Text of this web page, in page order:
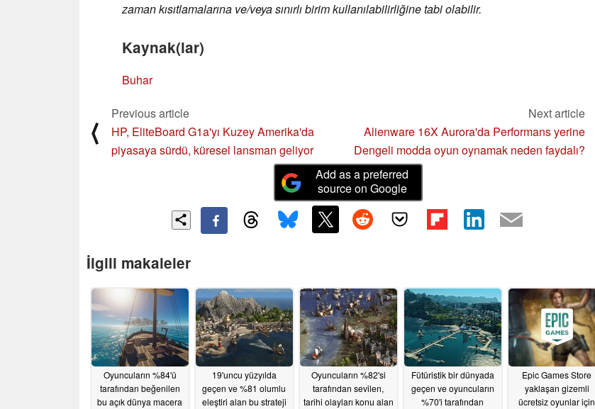
zaman kısıtlamalarına ve/veya sınırlı birim kullanılabilirliğine tabi olabilir.
Kaynak(lar)
Buhar
⟨
Previous article
HP, EliteBoard G1a'yı Kuzey Amerika'da
piyasaya sürdü, küresel lansman geliyor
Next article
Alienware 16X Aurora'da Performans yerine
Dengeli modda oyun oynamak neden faydalı?
Add as a preferred
source on Google
İlgili makaleler
Oyuncuların %84'ü
tarafından beğenilen
bu açık dünya macera
19'uncu yüzyılda
geçen ve %81 olumlu
eleştiri alan bu strateji
Oyuncuların %82'si
tarafından sevilen,
tarihi olayları konu alan
Fütüristik bir dünyada
geçen ve oyuncuların
%70'i tarafından
Epic Games Store
yaklaşan gizemli
ücretsiz oyunlar için